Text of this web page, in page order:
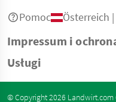
Impressum i
Usługi
Pomoc Österreich |
© Copyright 2026 Landwirt.com